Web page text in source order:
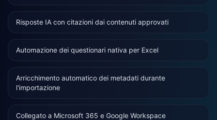
Risposte IA con citazioni dai contenuti approvati
Automazione dei questionari nativa per Excel
Arricchimento automatico dei metadati durante
l'importazione
Collegato a Microsoft 365 e Google Workspace